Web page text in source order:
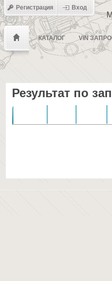
КАТАЛОГ VIN
Регистрация Вход
Результат по